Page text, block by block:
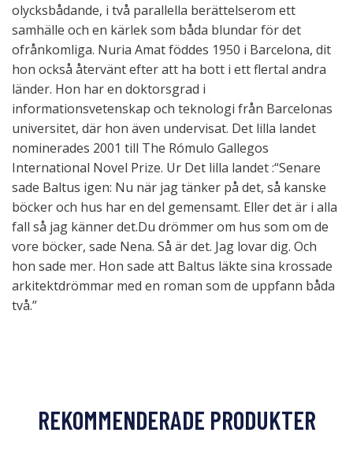
olycksbådande, i två parallella berättelserom ett
samhälle och en kärlek som båda blundar för det
ofrånkomliga. Nuria Amat föddes 1950 i Barcelona, dit
hon också återvänt efter att ha bott i ett flertal andra
länder. Hon har en doktorsgrad i
informationsvetenskap och teknologi från Barcelonas
universitet, där hon även undervisat. Det lilla landet
nominerades 2001 till The Rómulo Gallegos
International Novel Prize. Ur Det lilla landet :“Senare
sade Baltus igen: Nu när jag tänker på det, så kanske
böcker och hus har en del gemensamt. Eller det är i alla
fall så jag känner det.Du drömmer om hus som om de
vore böcker, sade Nena. Så är det. Jag lovar dig. Och
hon sade mer. Hon sade att Baltus läkte sina krossade
arkitektdrömmar med en roman som de uppfann båda
två.”
REKOMMENDERADE PRODUKTER